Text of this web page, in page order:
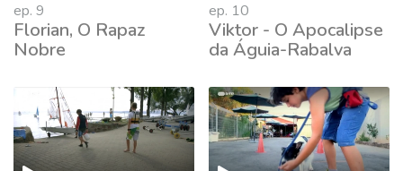
ep. 9
Florian, O Rapaz
Nobre
ep. 10
Viktor - O Apocalipse
da Águia-Rabalva
511912